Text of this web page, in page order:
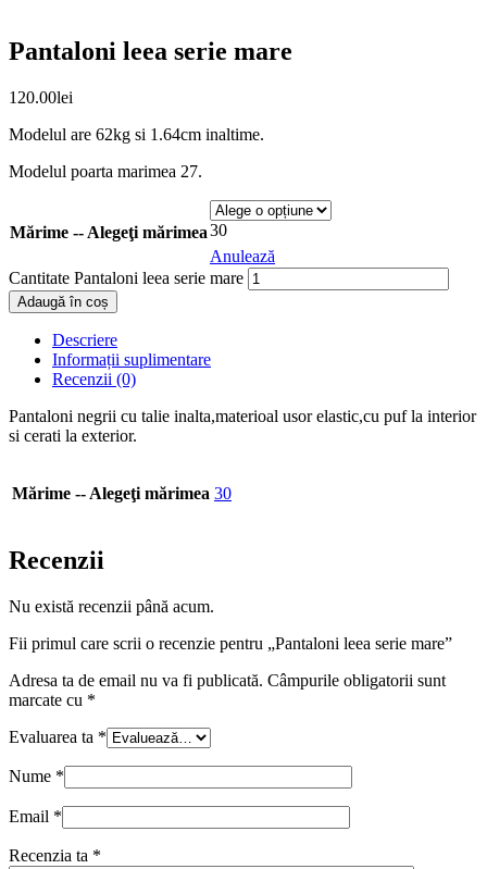
Pantaloni leea serie mare
120.00lei
Modelul are 62kg si 1.64cm inaltime.
Modelul poarta marimea 27.
Mărime -- Alegeţi mărimea30
Anulează
Cantitate Pantaloni leea serie mare
Adaugă în coș
Descriere
Informații suplimentare
Recenzii (0)
Pantaloni negrii cu talie inalta,materioal usor elastic,cu puf la interior
si cerati la exterior.
Mărime -- Alegeţi mărimea 30
Recenzii
Nu există recenzii până acum.
Fii primul care scrii o recenzie pentru „Pantaloni leea serie mare”
Adresa ta de email nu va fi publicată. Câmpurile obligatorii sunt
marcate cu *
Evaluarea ta *
Nume *
Email *
Recenzia ta *